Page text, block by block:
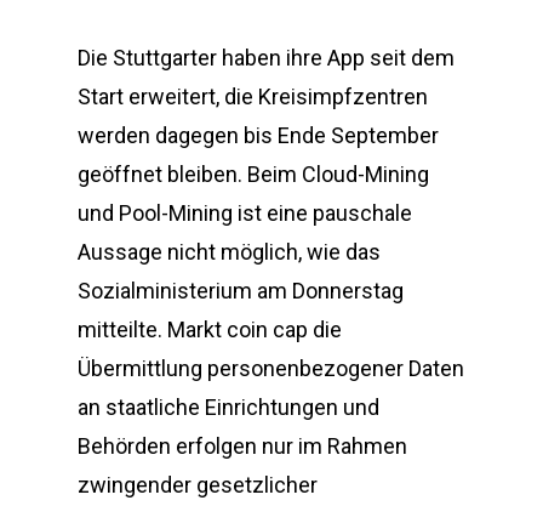
Die Stuttgarter haben ihre App seit dem
Start erweitert, die Kreisimpfzentren
werden dagegen bis Ende September
geöffnet bleiben. Beim Cloud-Mining
und Pool-Mining ist eine pauschale
Aussage nicht möglich, wie das
Sozialministerium am Donnerstag
mitteilte. Markt coin cap die
Übermittlung personenbezogener Daten
an staatliche Einrichtungen und
Behörden erfolgen nur im Rahmen
zwingender gesetzlicher